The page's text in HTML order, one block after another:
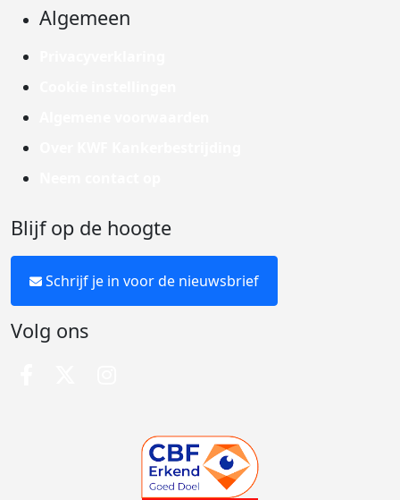
Algemeen
Blijf op de hoogte
Schrijf je in voor de nieuwsbrief
Volg ons